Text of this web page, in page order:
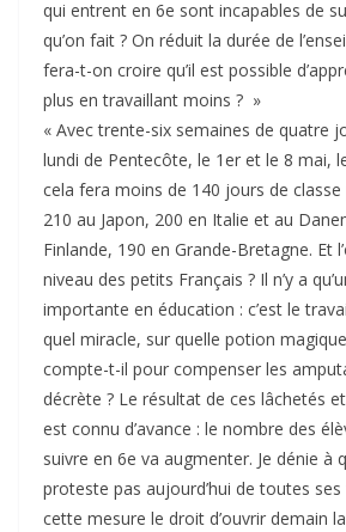
qui entrent en 6e sont incapables de
qu’on fait ? On réduit la durée de
fera-t-on croire qu’il est possible
plus en travaillant moins ? »
« Avec trente-six semaines de quatre
lundi de Pentecôte, le 1er et le 8 mai,
cela fera moins de 140 jours de classe
210 au Japon, 200 en Italie et au
Finlande, 190 en Grande-Bretagne. Et
niveau des petits Français ? Il n’y a
importante en éducation : c’est le
quel miracle, sur quelle potion
compte-t-il pour compenser les
décrète ? Le résultat de ces lâchetés
est connu d’avance : le nombre des
suivre en 6e va augmenter. Je dénie à
proteste pas aujourd’hui de toutes
cette mesure le droit d’ouvrir demain